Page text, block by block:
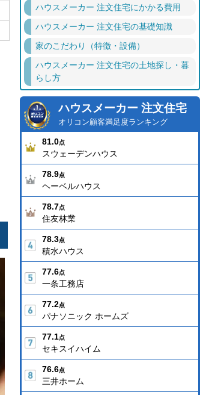
ハウスメーカー 注文住宅にかかる費用
ハウスメーカー 注文住宅の基礎知識
家のこだわり（特徴・設備）
ハウスメーカー 注文住宅の土地探し・暮
らし方
ハウスメーカー 注文住宅
オリコン顧客満足度ランキング
81.0点
スウェーデンハウス
78.9点
ヘーベルハウス
78.7点
住友林業
78.3点
積水ハウス
77.6点
一条工務店
77.2点
パナソニック ホームズ
77.1点
セキスイハイム
76.6点
三井ホーム